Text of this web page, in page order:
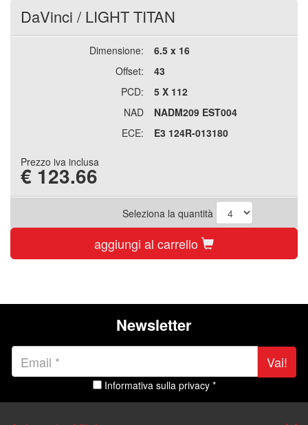
DaVinci / LIGHT TITAN
Dimensione:
6.5 x 16
Offset:
43
PCD:
5 X 112
NAD
NADM209 EST004
ECE:
E3 124R-013180
Prezzo iva inclusa
€ 123.66
Seleziona la quantità
aggiungi al carrello
Newsletter
Vai!
Informativa sulla privacy *